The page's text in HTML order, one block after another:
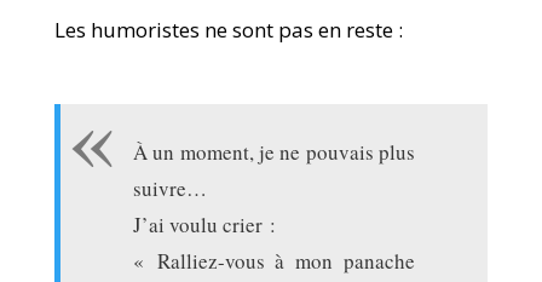
Les humoristes ne sont pas en reste :
À un moment, je ne pouvais plus
suivre…
J’ai voulu crier :
« Ralliez-vous à mon panache